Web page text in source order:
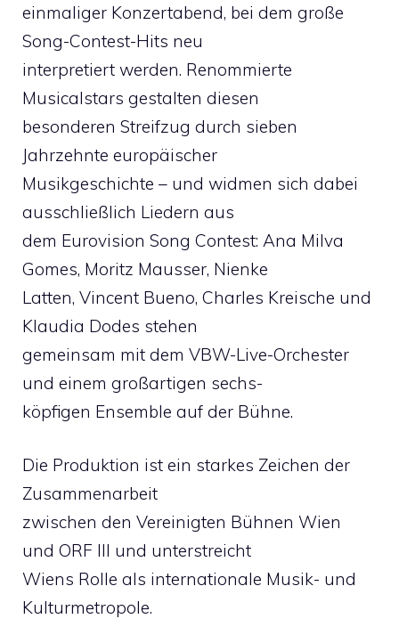
einmaliger Konzertabend, bei dem große
Song-Contest-Hits neu
interpretiert werden. Renommierte
Musicalstars gestalten diesen
besonderen Streifzug durch sieben
Jahrzehnte europäischer
Musikgeschichte – und widmen sich dabei
ausschließlich Liedern aus
dem Eurovision Song Contest: Ana Milva
Gomes, Moritz Mausser, Nienke
Latten, Vincent Bueno, Charles Kreische und
Klaudia Dodes stehen
gemeinsam mit dem VBW-Live-Orchester
und einem großartigen sechs-
köpfigen Ensemble auf der Bühne.
Die Produktion ist ein starkes Zeichen der
Zusammenarbeit
zwischen den Vereinigten Bühnen Wien
und ORF III und unterstreicht
Wiens Rolle als internationale Musik- und
Kulturmetropole.